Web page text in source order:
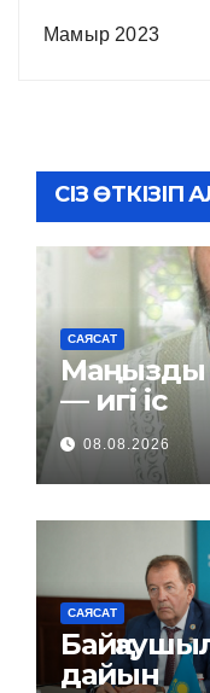
Мамыр 2023
СІЗ ӨТКІЗІП
САЯСАТ
Маңызды
— игі іс
08.08.2026
САЯСАТ
дайын